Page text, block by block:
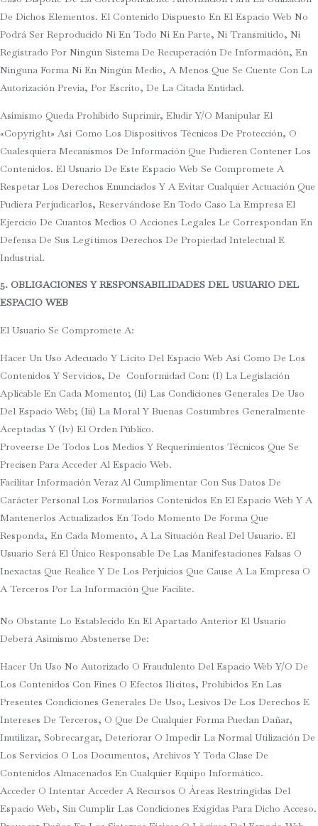
De Dichos Elementos. El Contenido Dispuesto En El Espacio Web No
Podrá Ser Reproducido Ni En Todo Ni En Parte, Ni Transmitido, Ni
Registrado Por Ningún Sistema De Recuperación De Información, En
Ninguna Forma Ni En Ningún Medio, A Menos Que Se Cuente Con La
Autorización Previa, Por Escrito, De La Citada Entidad.
Asimismo Queda Prohibido Suprimir, Eludir Y/o Manipular El
«copyright» Así Como Los Dispositivos Técnicos De Protección, O
Cualesquiera Mecanismos De Información Que Pudieren Contener Los
Contenidos. El Usuario De Este Espacio Web Se Compromete A
Respetar Los Derechos Enunciados Y A Evitar Cualquier Actuación Que
Pudiera Perjudicarlos, Reservándose En Todo Caso La Empresa El
Ejercicio De Cuantos Medios O Acciones Legales Le Correspondan En
Defensa De Sus Legítimos Derechos De Propiedad Intelectual E
Industrial.
5. OBLIGACIONES Y RESPONSABILIDADES DEL USUARIO DEL
ESPACIO WEB
El Usuario Se Compromete A:
Hacer Un Uso Adecuado Y Lícito Del Espacio Web Así Como De Los
Contenidos Y Servicios, De Conformidad Con: (i) La Legislación
Aplicable En Cada Momento; (ii) Las Condiciones Generales De Uso
Del Espacio Web; (iii) La Moral Y Buenas Costumbres Generalmente
Aceptadas Y (iv) El Orden Público.
Proveerse De Todos Los Medios Y Requerimientos Técnicos Que Se
Precisen Para Acceder Al Espacio Web.
Facilitar Información Veraz Al Cumplimentar Con Sus Datos De
Carácter Personal Los Formularios Contenidos En El Espacio Web Y A
Mantenerlos Actualizados En Todo Momento De Forma Que
Responda, En Cada Momento, A La Situación Real Del Usuario. El
Usuario Será El Único Responsable De Las Manifestaciones Falsas O
Inexactas Que Realice Y De Los Perjuicios Que Cause A La Empresa O
A Terceros Por La Información Que Facilite.
No Obstante Lo Establecido En El Apartado Anterior El Usuario
Deberá Asimismo Abstenerse De:
Hacer Un Uso No Autorizado O Fraudulento Del Espacio Web Y/o De
Los Contenidos Con Fines O Efectos Ilícitos, Prohibidos En Las
Presentes Condiciones Generales De Uso, Lesivos De Los Derechos E
Intereses De Terceros, O Que De Cualquier Forma Puedan Dañar,
Inutilizar, Sobrecargar, Deteriorar O Impedir La Normal Utilización De
Los Servicios O Los Documentos, Archivos Y Toda Clase De
Contenidos Almacenados En Cualquier Equipo Informático.
Acceder O Intentar Acceder A Recursos O Áreas Restringidas Del
Espacio Web, Sin Cumplir Las Condiciones Exigidas Para Dicho Acceso.